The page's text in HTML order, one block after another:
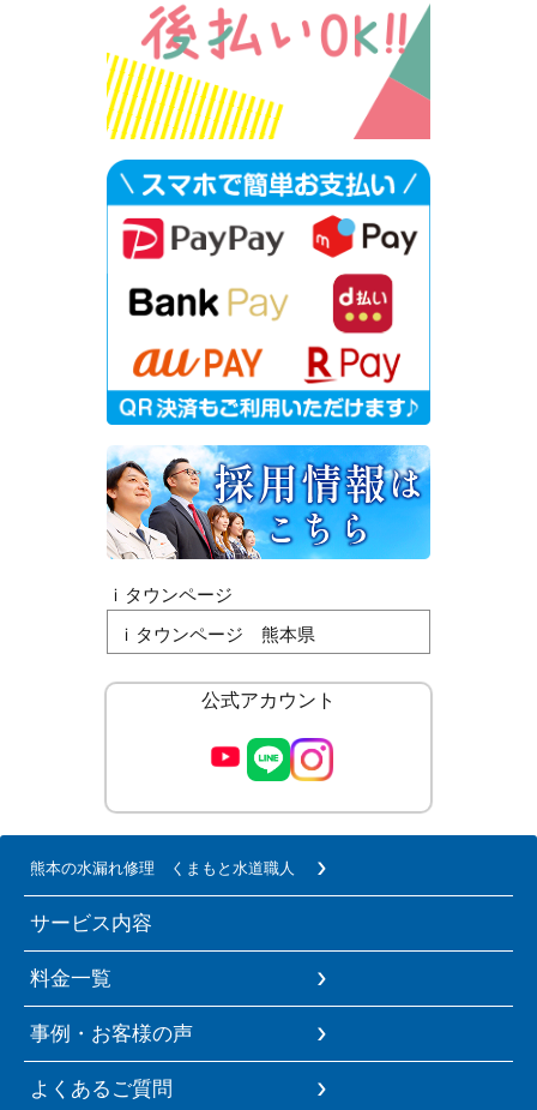
ｉタウンページ
ｉタウンページ 熊本県
公式アカウント
熊本の水漏れ修理 くまもと水道職人
サービス内容
料金一覧
事例・お客様の声
よくあるご質問